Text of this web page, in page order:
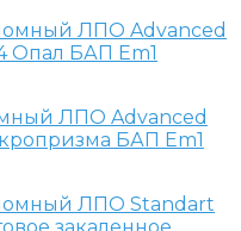
ЛПО Advanced
БАП Em1